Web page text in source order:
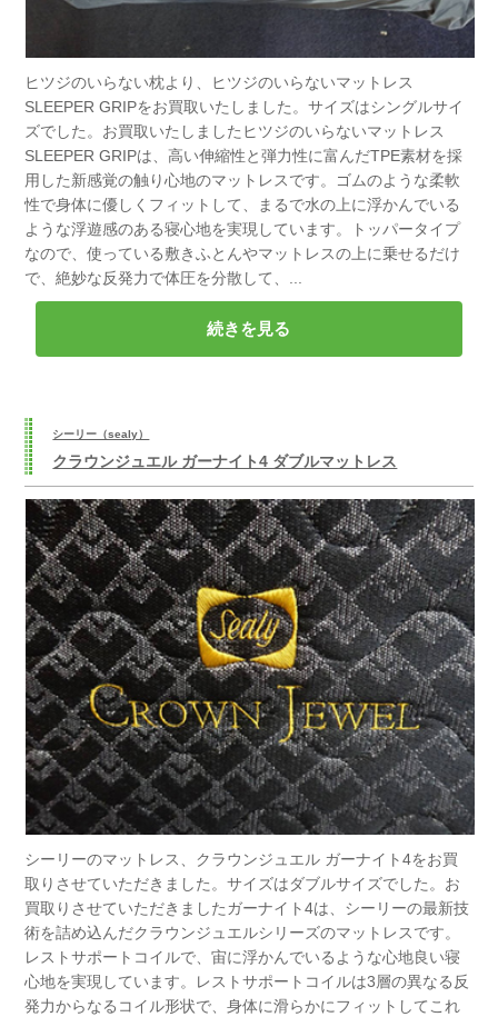
ヒツジのいらない枕より、ヒツジのいらないマットレス
SLEEPER GRIPをお買取いたしました。サイズはシングルサイ
ズでした。お買取いたしましたヒツジのいらないマットレス
SLEEPER GRIPは、高い伸縮性と弾力性に富んだTPE素材を採
用した新感覚の触り心地のマットレスです。ゴムのような柔軟
性で身体に優しくフィットして、まるで水の上に浮かんでいる
ような浮遊感のある寝心地を実現しています。トッパータイプ
なので、使っている敷きふとんやマットレスの上に乗せるだけ
で、絶妙な反発力で体圧を分散して、...
続きを見る
シーリー（sealy）
クラウンジュエル ガーナイト4 ダブルマットレス
シーリーのマットレス、クラウンジュエル ガーナイト4をお買
取りさせていただきました。サイズはダブルサイズでした。お
買取りさせていただきましたガーナイト4は、シーリーの最新技
術を詰め込んだクラウンジュエルシリーズのマットレスです。
レストサポートコイルで、宙に浮かんでいるような心地良い寝
心地を実現しています。レストサポートコイルは3層の異なる反
発力からなるコイル形状で、身体に滑らかにフィットしてこれ